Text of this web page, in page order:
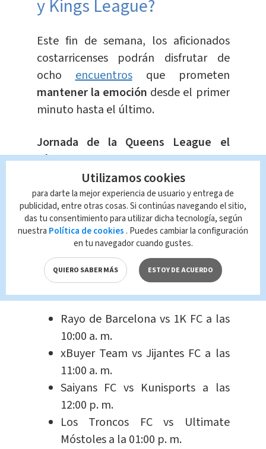
y Kings League?
Este fin de semana, los aficionados
costarricenses podrán disfrutar de
ocho encuentrosque prometen
mantener la emoción desde el primer
minuto hasta el último.
Jornada de la Queens League el
sábado 19 de octubre
Rayo de Barcelona vs 1K FC a las
11:00 a. m.
Las Troncas FC vs Ultimate
Móstoles a las 12:00 p. m.
Jornada de la Kings League el
Rayo de Barcelona vs 1K FC a las
10:00 a. m.
xBuyer Team vs Jijantes FC a las
11:00 a. m.
Saiyans FC vs Kunisports a las
12:00 p. m.
Los Troncos FC vs Ultimate
Móstoles a la 01:00 p. m.
Utilizamos cookies
para darte la mejor experiencia de usuario y entrega de
publicidad, entre otras cosas. Si continúas navegando el sitio,
das tu consentimiento para utilizar dicha tecnología, según
nuestra Política de cookies . Puedes cambiar la configuración
en tu navegador cuando gustes.
QUIERO SABER MÁS ESTOY DE ACUERDO